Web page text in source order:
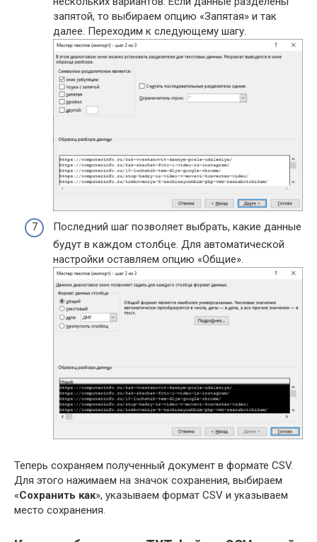
запятой, то выбираем опцию «Запятая» и так
далее. Переходим к следующему шагу.
Последний шаг позволяет выбрать, какие данные
будут в каждом столбце. Для автоматической
настройки оставляем опцию «Общие».
Теперь сохраняем полученный документ в формате CSV.
Для этого нажимаем на значок сохранения, выбираем
«Сохранить как», указываем формат CSV и указываем
место сохранения.